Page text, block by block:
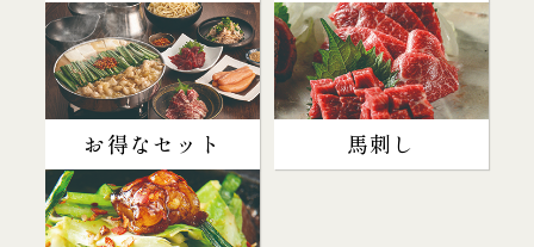
お得なセット 馬刺し